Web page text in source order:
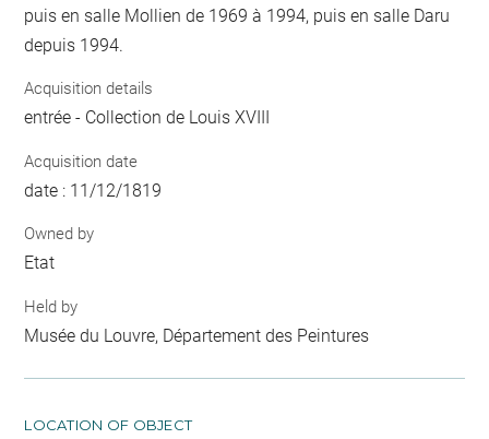
puis en salle Mollien de 1969 à 1994, puis en salle Daru
depuis 1994.
Acquisition details
entrée - Collection de Louis XVIII
Acquisition date
date : 11/12/1819
Owned by
Etat
Held by
Musée du Louvre, Département des Peintures
LOCATION OF OBJECT